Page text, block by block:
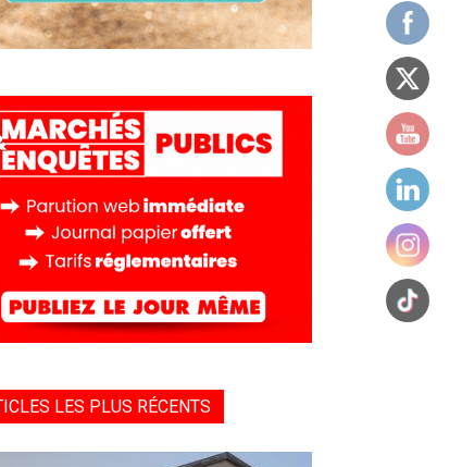
LES PLUS RÉCENTS